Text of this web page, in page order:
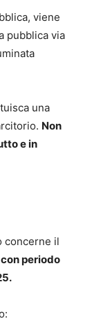
viene
pubblica via
una
Non
e in
concerne il
periodo